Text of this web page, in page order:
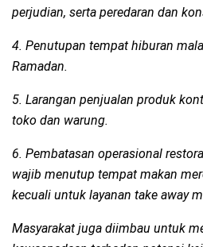
perjudian, serta peredaran dan
4. Penutupan tempat hiburan
Ramadan.
5. Larangan penjualan produk
toko dan warung.
6. Pembatasan operasional
wajib menutup tempat makan
kecuali untuk layanan take away
Masyarakat juga diimbau untuk